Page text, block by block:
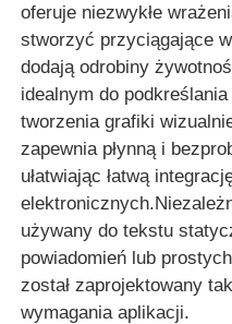
Do domu
Produkty
Filmy
O nas
Wycieczka po fabryce
oferuje niezwykłe
stworzyć przyciągające
dodają odrobiny
idealnym do
tworzenia grafiki
zapewnia płynną i
ułatwiając łatwą
używany do tekstu
powiadomień lub
został zaprojektowany
wymagania aplikacji.